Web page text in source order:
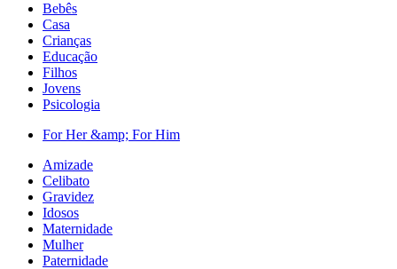
Bebês
Casa
Crianças
Educação
Filhos
Jovens
Psicologia
For Her &amp; For Him
Amizade
Celibato
Gravidez
Idosos
Maternidade
Mulher
Paternidade